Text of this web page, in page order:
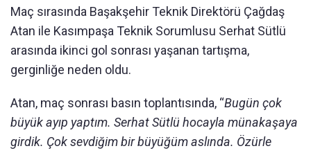
Maç sırasında Başakşehir Teknik Direktörü Çağdaş
Atan ile Kasımpaşa Teknik Sorumlusu Serhat Sütlü
arasında ikinci gol sonrası yaşanan tartışma,
gerginliğe neden oldu.
Atan, maç sonrası basın toplantısında, “Bugün çok
büyük ayıp yaptım. Serhat Sütlü hocayla münakaşaya
girdik. Çok sevdiğim bir büyüğüm aslında. Özürle